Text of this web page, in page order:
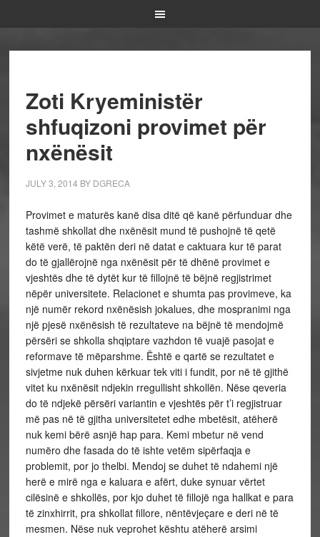
Zoti Kryeministër
shfuqizoni provimet për
nxënësit
JULY 3, 2014 BY DGRECA
Provimet e maturës kanë disa ditë që kanë përfunduar dhe
tashmë shkollat dhe nxënësit mund të pushojnë të qetë
këtë verë, të paktën deri në datat e caktuara kur të parat
do të gjallërojnë nga nxënësit për të dhënë provimet e
vjeshtës dhe të dytët kur të fillojnë të bëjnë regjistrimet
nëpër universitete. Relacionet e shumta pas provimeve, ka
një numër rekord nxënësish jokalues, dhe mospranimi nga
një pjesë nxënësish të rezultateve na bëjnë të mendojmë
përsëri se shkolla shqiptare vazhdon të vuajë pasojat e
reformave të mëparshme. Është e qartë se rezultatet e
sivjetme nuk duhen kërkuar tek viti i fundit, por në të gjithë
vitet ku nxënësit ndjekin rregullisht shkollën. Nëse qeveria
do të ndjekë përsëri variantin e vjeshtës për t’i regjistruar
më pas në të gjitha universitetet edhe mbetësit, atëherë
nuk kemi bërë asnjë hap para. Kemi mbetur në vend
numëro dhe fasada do të ishte vetëm sipërfaqja e
problemit, por jo thelbi. Mendoj se duhet të ndahemi një
herë e mirë nga e kaluara e afërt, duke synuar vërtet
cilësinë e shkollës, por kjo duhet të fillojë nga hallkat e para
të zinxhirrit, pra shkollat fillore, nëntëvjeçare e deri në të
mesmen. Nëse nuk veprohet kështu atëherë arsimi